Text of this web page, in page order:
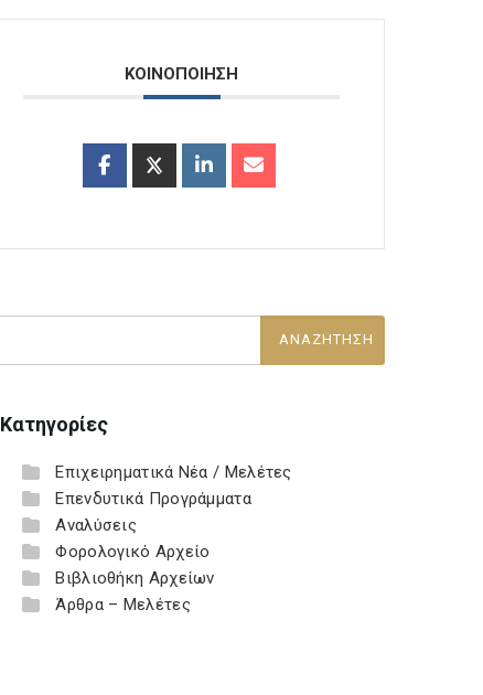
ΚΟΙΝΟΠΟΙΗΣΗ
Κατηγορίες
Επιχειρηματικά Νέα / Μελέτες
Επενδυτικά Προγράμματα
Αναλύσεις
Φορολογικό Αρχείο
Βιβλιοθήκη Αρχείων
Άρθρα – Μελέτες